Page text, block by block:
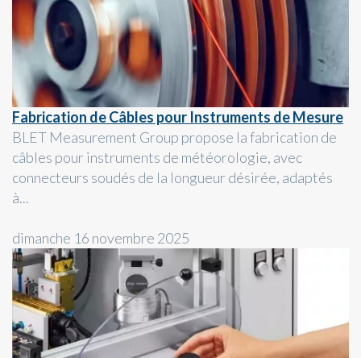
Fabrication de Câbles pour Instruments de Mesure
BLET Measurement Group propose la fabrication de
câbles pour instruments de météorologie, avec
connecteurs soudés de la longueur désirée, adaptés
à...
dimanche 16 novembre 2025